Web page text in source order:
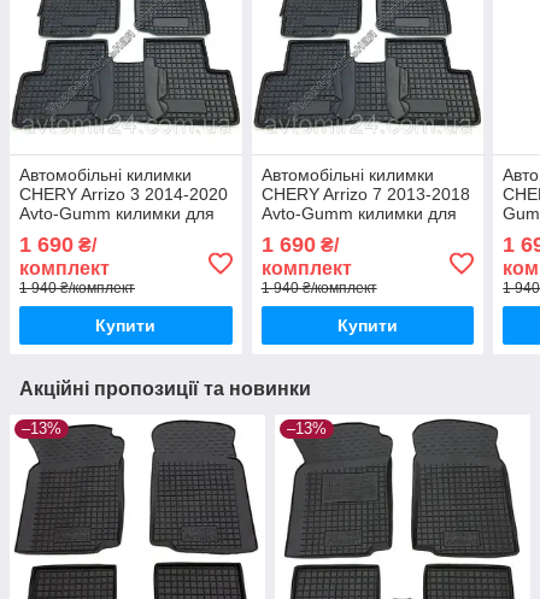
Автомобільні килимки
CHERY Arrizo 3 2014-2020
Avto-Gumm килимки для
2020 Автогум
1 690 ₴/
комплект
1 940 ₴/комплект
Купити
Автомобільні килимки
CHERY Arrizo 7 2013-2018
Avto-Gumm килимки для
2018 Автогум
1 690₴/
комплект
1 940 ₴/комплект
Купити
1
1
Акційні пропозиції та новинки
–13% –13%